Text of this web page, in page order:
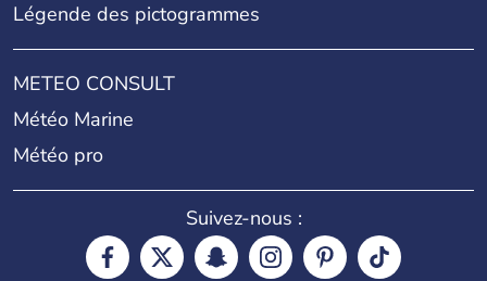
Légende des pictogrammes
METEO CONSULT
Météo Marine
Météo pro
Suivez-nous :